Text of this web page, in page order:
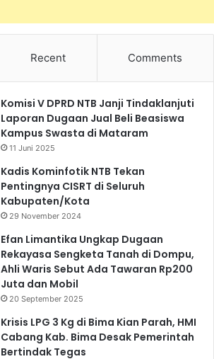
Recent Comments
Komisi V DPRD NTB Janji Tindaklanjuti
Laporan Dugaan Jual Beli Beasiswa
Kampus Swasta di Mataram
11 Juni 2025
Kadis Kominfotik NTB Tekan
Pentingnya CISRT di Seluruh
Kabupaten/Kota
29 November 2024
Efan Limantika Ungkap Dugaan
Rekayasa Sengketa Tanah di Dompu,
Ahli Waris Sebut Ada Tawaran Rp200
Juta dan Mobil
20 September 2025
Krisis LPG 3 Kg di Bima Kian Parah, HMI
Cabang Kab. Bima Desak Pemerintah
Bertindak Tegas